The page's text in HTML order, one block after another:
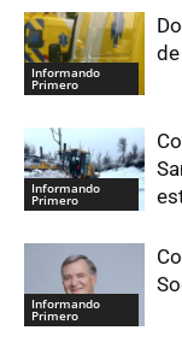
Informando
Primero
Informando
Primero
Informando
Primero